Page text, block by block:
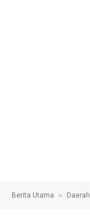
Berita Utama » Daerah